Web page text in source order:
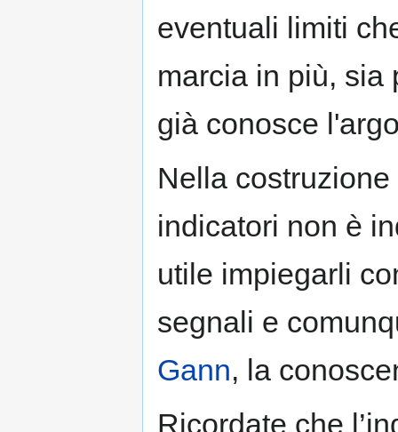
eventuali limiti
marcia in più, sia
già conosce
Nella
indicatori non è
utile impiegarli
segnali e
Gann, la
Ricordate che